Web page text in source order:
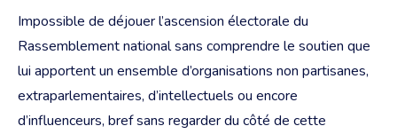
Impossible de déjouer l’ascension électorale du
Rassemblement national sans comprendre le soutien que
lui apportent un ensemble d’organisations non partisanes,
extraparlementaires, d’intellectuels ou encore
d’influenceurs, bref sans regarder du côté de cette